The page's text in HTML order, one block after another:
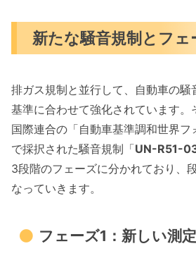
新たな騒音規制とフ
排ガス規制と並行して、自動車の騒
基準に合わせて強化されています。
国際連合の「自動車基準調和世界フ
で採択された騒音規制「UN-R51-
3段階のフェーズに分かれており、
なっていきます。
フェーズ1：新しい測